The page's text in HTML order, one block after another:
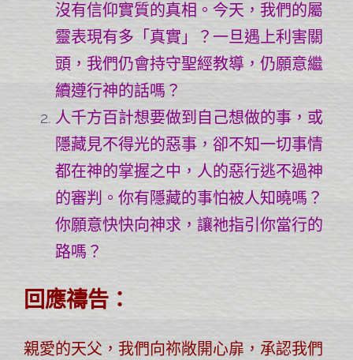
沒有信仰實質的真相。今天，我們的屬
靈表現有多「真實」？一旦遇上利害關
頭，我們仍會持守聖經教導，仍願意繼
續遵行神的話嗎？
人千方百計想要做到自己想做的事，或
隱藏見不得光的惡事，卻不知一切事情
都在神的掌握之中，人的惡行逃不過神
的審判。你有隱藏的事怕被人知曉嗎？
你願意快快向神求，讓祂指引你當行的
路嗎？
回應禱告：
親愛的天父，我們向祢敞開心扉，承認我們